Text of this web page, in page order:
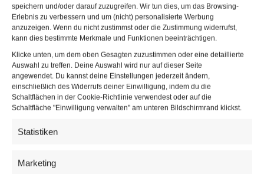
speichern und/oder darauf zuzugreifen. Wir tun dies, um das Browsing-
Erlebnis zu verbessern und um (nicht) personalisierte Werbung
anzuzeigen. Wenn du nicht zustimmst oder die Zustimmung widerrufst,
kann dies bestimmte Merkmale und Funktionen beeinträchtigen.
Klicke unten, um dem oben Gesagten zuzustimmen oder eine detaillierte
Auswahl zu treffen. Deine Auswahl wird nur auf dieser Seite
angewendet. Du kannst deine Einstellungen jederzeit ändern,
einschließlich des Widerrufs deiner Einwilligung, indem du die
Schaltflächen in der Cookie-Richtlinie verwendest oder auf die
Schaltfläche "Einwilligung verwalten" am unteren Bildschirmrand klickst.
Statistiken
Marketing
ein.Pig argumentiert
Plattformen, die Aufmerksamkeit, Werbegelder und